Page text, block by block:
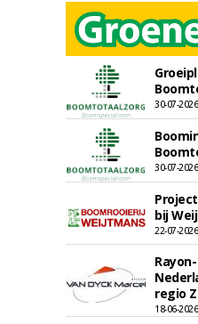
30-07-
30-07-
bij
22-07-
regio
18-06-